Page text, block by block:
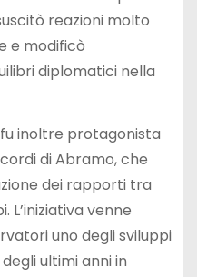
reazioni molto
e modificò
diplomatici nella
inoltre protagonista
di Abramo, che
dei rapporti tra
L’iniziativa venne
uno degli sviluppi
ultimi anni in